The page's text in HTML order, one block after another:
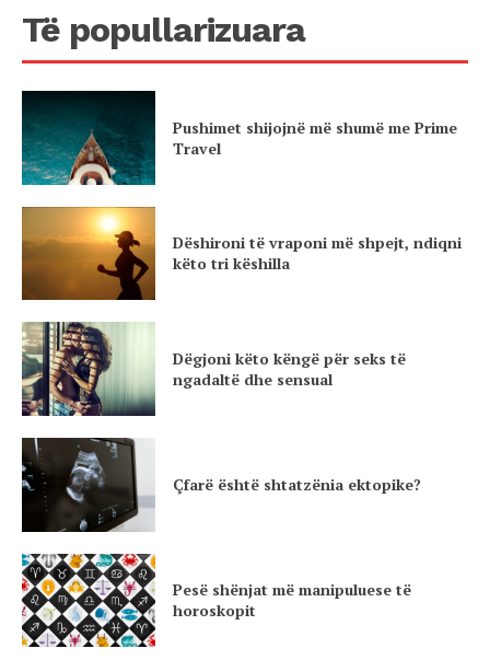
Të popullarizuara
Pushimet shijojnë më shumë me Prime
Travel
Dëshironi të vraponi më shpejt, ndiqni
këto tri këshilla
Dëgjoni këto këngë për seks të
ngadaltë dhe sensual
Çfarë është shtatzënia ektopike?
Pesë shënjat më manipuluese të
horoskopit